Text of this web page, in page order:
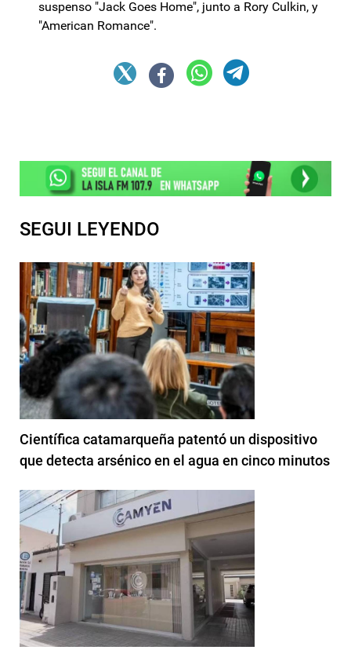
suspenso "Jack Goes Home", junto a Rory Culkin, y
"American Romance".
SEGUI LEYENDO
Científica catamarqueña patentó un dispositivo
que detecta arsénico en el agua en cinco minutos